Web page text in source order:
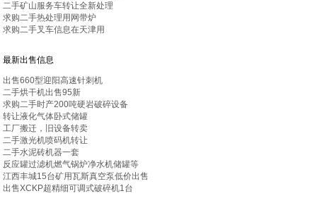
二手矿山服务车转让全新处理
求购二手热处理用网带炉
求购二手叉车信息在天津用
最新出售信息
出售660型迎阳高速针刺机
二手烘干机出售95新
求购二手时产200吨硬岩破碎设备
转让液化气体卧式储罐
工厂搬迁，旧设备转卖
二手激光机喷码机转让
二手水泥砖机器一套
反应罐过滤机燃气锅炉净水机储罐等
江西丰城15台矿用瓦斯真空泵低价出售
出售XCKP超精细可调式破碎机1台